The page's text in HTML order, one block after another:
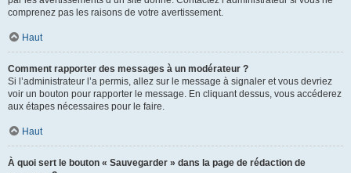
comprenez pas les raisons de votre avertissement.
Haut
Comment rapporter des messages à un modérateur ?
Si l’administrateur l’a permis, allez sur le message à signaler et vous devriez
voir un bouton pour rapporter le message. En cliquant dessus, vous accéderez
aux étapes nécessaires pour le faire.
Haut
À quoi sert le bouton « Sauvegarder » dans la page de rédaction de